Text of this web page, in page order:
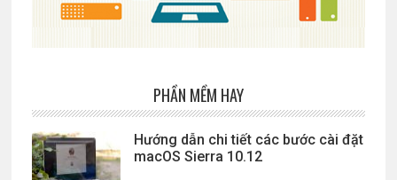
PHẦN MỀM HAY
Hướng dẫn chi tiết các bước cài đặt
macOS Sierra 10.12